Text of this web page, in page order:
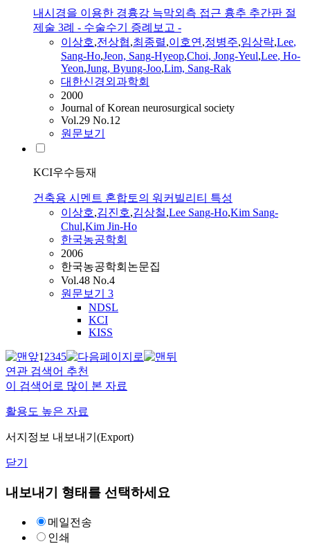
내시경을 이용한 경흉강 늑막외측 접근 흉추 추간판 절
제술 3례 - 수술수기 증례보고 -
이상호,전상협,최종렬,이호연,정병주,임상락,Lee,
Sang-Ho,Jeon, Sang-Hyeop,Choi, Jong-Yeul,Lee, Ho-
Yeon,Jung, Byung-Joo,Lim, Sang-Rak
대한신경외과학회
2000
Journal of Korean neurosurgical society
Vol.29 No.12
원문보기
KCI우수등재
건축용 시멘트 혼합토의 워커빌리티 특성
이상호,김진호,김상철,Lee Sang-Ho,Kim Sang-
Chul,Kim Jin-Ho
한국농공학회
2006
한국농공학회논문집
Vol.48 No.4
원문보기 3
NDSL
KCI
KISS
12345
연관 검색어 추천
이 검색어로 많이 본 자료
활용도 높은 자료
서지정보 내보내기(Export)
닫기
내보내기 형태를 선택하세요
메일전송
인쇄